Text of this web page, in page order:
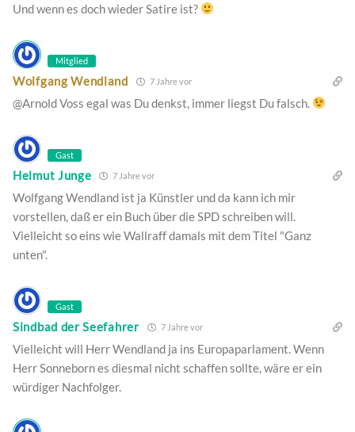
Und wenn es doch wieder Satire ist?
Mitglied
Wolfgang Wendland 7 Jahre vor
@Arnold Voss egal was Du denkst, immer liegst Du falsch.
Gast
Helmut Junge 7 Jahre vor
Wolfgang Wendland ist ja Künstler und da kann ich mir
vorstellen, daß er ein Buch über die SPD schreiben will.
Vielleicht so eins wie Wallraff damals mit dem Titel "Ganz
unten".
Gast
Sindbad der Seefahrer 7 Jahre vor
Vielleicht will Herr Wendland ja ins Europaparlament. Wenn
Herr Sonneborn es diesmal nicht schaffen sollte, wäre er ein
würdiger Nachfolger.